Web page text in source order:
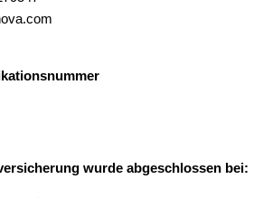
wurde abgeschlossen bei: